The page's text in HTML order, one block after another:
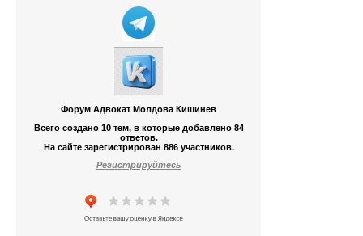
Форум Адвокат Молдова Кишинев
Всего создано 10 тем, в которые добавлено 84
ответов.
На сайте зарегистрирован 886 участников.
Регистрируйтесь